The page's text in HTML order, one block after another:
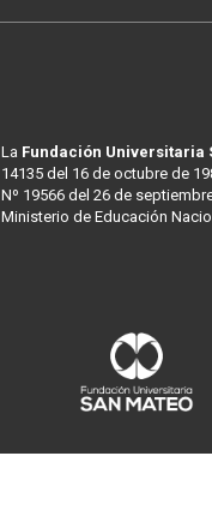
La Fundación Universitaria
14135 del 16 de octubre de
Nº 19566 del 26 de
Ministerio de Educación